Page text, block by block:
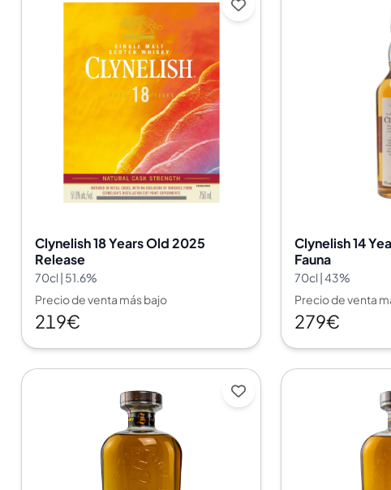
Clynelish 18 Years Old 2025
Release
70cl | 51.6%
Precio de venta más bajo
219€
Clynelish 14
Fauna
70cl | 43%
Precio de venta
279€